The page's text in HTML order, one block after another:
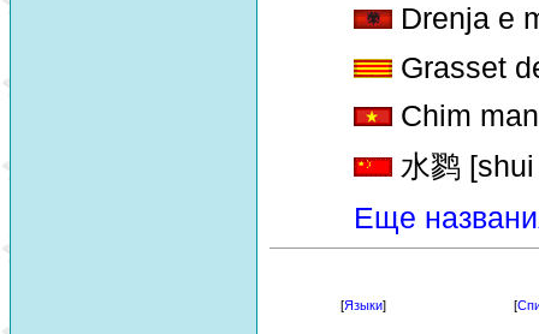
Drenja e
Grasset
Chim
水鹨
Еще
[Языки] [